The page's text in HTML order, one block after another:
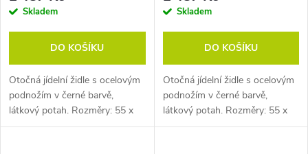
Skladem
DO KOŠÍKU
Otočná jídelní židle s ocelovým
podnožím v černé barvě,
látkový potah. Rozměry: 55 x
54 x 68 cm (h x š x v). Pozn.
Skladem
DO KOŠÍKU
Otočná jídelní židle s ocelovým
podnožím v černé barvě,
látkový potah. Rozměry: 55 x
54 x 68 cm (h x š x v). Pozn.